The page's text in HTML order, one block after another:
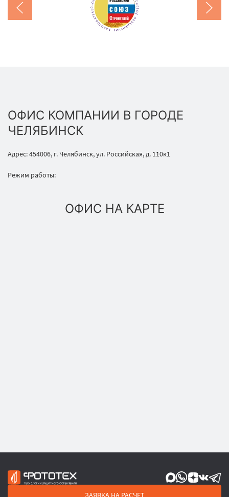
ОФИС КОМПАНИИ В ГОРОДЕ
ЧЕЛЯБИНСК
Адрес: 454006, г. Челябинск, ул. Российская, д. 110к1
Режим работы:
ОФИС НА КАРТЕ
ЗАЯВКА НА РАСЧЕТ